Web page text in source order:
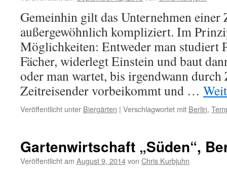
Gemeinhin gilt das Unternehmen einer
außergewöhnlich kompliziert. Im
Möglichkeiten: Entweder man studiert
Fächer, widerlegt Einstein und baut
oder man wartet, bis irgendwann
Zeitreisender vorbeikommt und …
Veröffentlicht unter Biergärten | Verschlagwortet mit Berlin,
Gartenwirtschaft „Süden“,
Veröffentlicht am August 9, 2014von Chris Kurbjuhn